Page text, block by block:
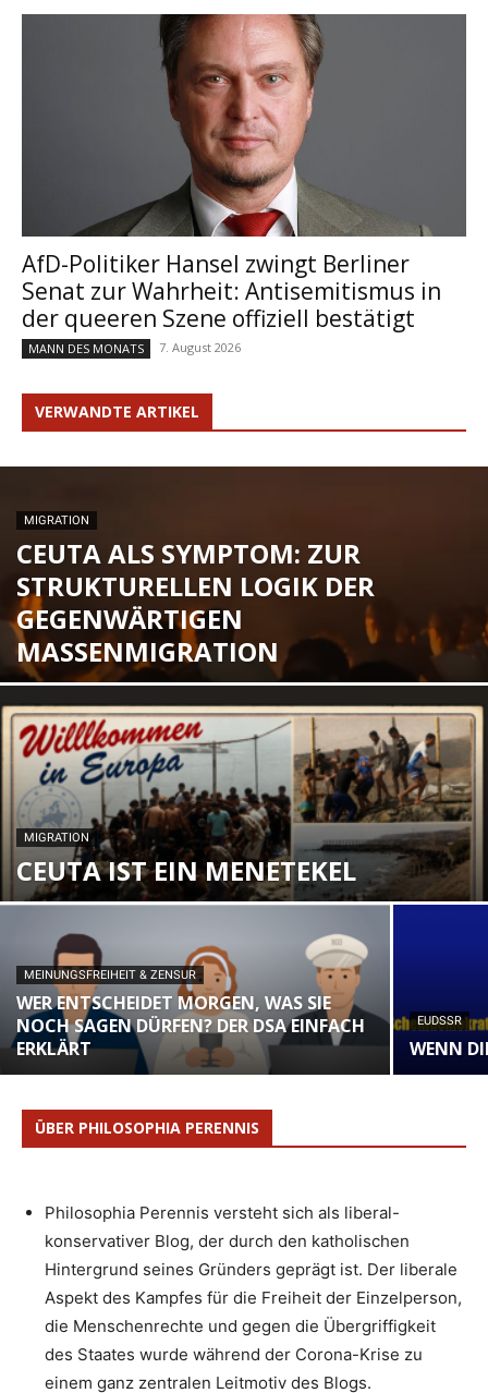
AfD-Politiker Hansel zwingt Berliner
Senat zur Wahrheit: Antisemitismus in
der queeren Szene offiziell bestätigt
MANN DES MONATS 7. August 2026
VERWANDTE ARTIKEL
MIGRATION
CEUTA ALS SYMPTOM: ZUR
STRUKTURELLEN LOGIK DER
GEGENWÄRTIGEN
MASSENMIGRATION
MIGRATION
CEUTA IST EIN MENETEKEL
MEINUNGSFREIHEIT & ZENSUR
WER ENTSCHEIDET MORGEN, WAS SIE
NOCH SAGEN DÜRFEN? DER DSA EINFACH
ERKLÄRT
EUDSSR
WENN
ÜBER PHILOSOPHIA PERENNIS
Philosophia Perennis versteht sich als liberal-
konservativer Blog, der durch den katholischen
Hintergrund seines Gründers geprägt ist. Der liberale
Aspekt des Kampfes für die Freiheit der Einzelperson,
die Menschenrechte und gegen die Übergriffigkeit
des Staates wurde während der Corona-Krise zu
einem ganz zentralen Leitmotiv des Blogs.